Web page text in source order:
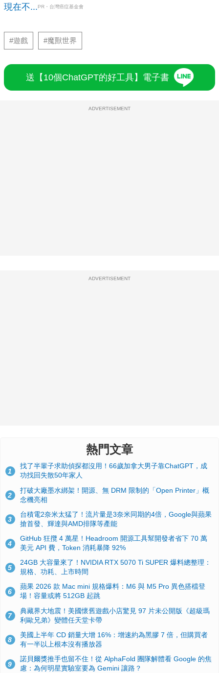
現在不...PR・台灣癌症基金會
#遊戲 #魔獸世界
送【10個ChatGPT的好工具】電子書
ADVERTISEMENT
ADVERTISEMENT
熱門文章
1
找了半輩子求助偵探都沒用！66歲加拿大男子靠ChatGPT，成
功找回失散50年家人
2
打破大廠墨水綁架！開源、無 DRM 限制的「Open Printer」概
念機亮相
3
台積電2奈米太猛了！流片量是3奈米同期的4倍，Google與蘋果
搶首發、輝達與AMD排隊等產能
4
GitHub 狂攬 4 萬星！Headroom 開源工具幫開發者省下 70 萬
美元 API 費，Token 消耗暴降 92%
5
24GB 大容量來了！NVIDIA RTX 5070 Ti SUPER 爆料總整理：
規格、功耗、上市時間
6
蘋果 2026 款 Mac mini 規格爆料：M6 與 M5 Pro 異色搭檔登
場！容量或將 512GB 起跳
7
典藏界大地震！美國懷舊遊戲小店驚見 97 片未公開版《超級瑪
利歐兄弟》變體任天堂卡帶
8
美國上半年 CD 銷量大增 16%：增速約為黑膠 7 倍，但購買者
有一半以上根本沒有播放器
9
諾貝爾獎推手也留不住！從 AlphaFold 團隊解體看 Google 的焦
慮：為何明星實驗室要為 Gemini 讓路？